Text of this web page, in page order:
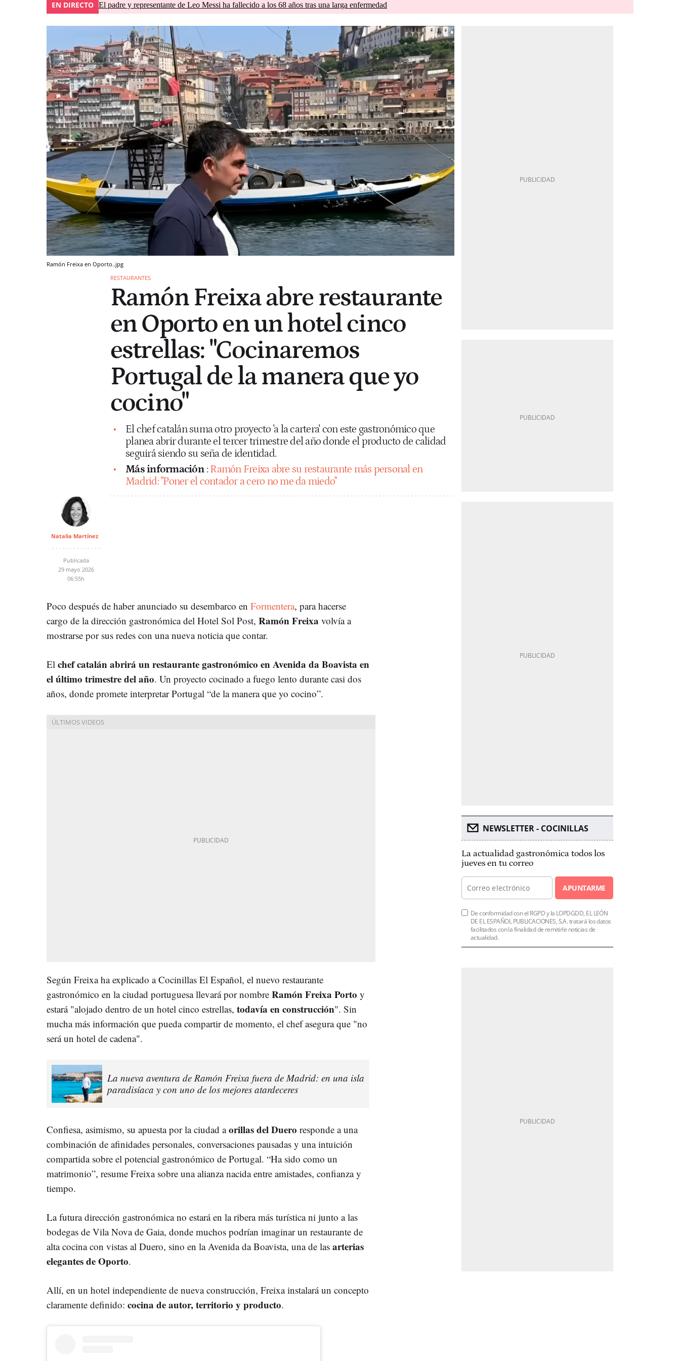
EN DIRECTO El padre y representante de Leo Messi ha fallecido a los 68 años tras una larga enfermedad
Ramón Freixa en Oporto..jpg
RESTAURANTES
Ramón Freixa abre restaurante
en Oporto en un hotel cinco
estrellas: "Cocinaremos
Portugal de la manera que yo
cocino"
El chef catalán suma otro proyecto 'a la cartera' con este gastronómico que
planea abrir durante el tercer trimestre del año donde el producto de calidad
seguirá siendo su seña de identidad.
Más información : Ramón Freixa abre su restaurante más personal en
Madrid: "Poner el contador a cero no me da miedo"
Natalia Martínez
Publicada
29 mayo 2026
06:55h
Poco después de haber anunciado su desembarco en Formentera, para hacerse
cargo de la dirección gastronómica del Hotel Sol Post, Ramón Freixa volvía a
mostrarse por sus redes con una nueva noticia que contar.
El chef catalán abrirá un restaurante gastronómico en Avenida da Boavista en
el último trimestre del año. Un proyecto cocinado a fuego lento durante casi dos
años, donde promete interpretar Portugal “de la manera que yo cocino”.
Según Freixa ha explicado a Cocinillas El Español, el nuevo restaurante
gastronómico en la ciudad portuguesa llevará por nombre Ramón Freixa Porto y
estará "alojado dentro de un hotel cinco estrellas, todavía en construcción". Sin
mucha más información que pueda compartir de momento, el chef asegura que "no
será un hotel de cadena".
La nueva aventura de Ramón Freixa fuera de Madrid: en una isla
paradisíaca y con uno de los mejores atardeceres
Confiesa, asimismo, su apuesta por la ciudad aorillas del Duero responde a una
combinación de afinidades personales, conversaciones pausadas y una intuición
compartida sobre el potencial gastronómico de Portugal. “Ha sido como un
matrimonio”, resume Freixa sobre una alianza nacida entre amistades, confianza y
tiempo.
La futura dirección gastronómica no estará en la ribera más turística ni junto a las
bodegas de Vila Nova de Gaia, donde muchos podrían imaginar un restaurante de
alta cocina con vistas al Duero, sino en la Avenida da Boavista, una de las arterias
elegantes de Oporto.
Allí, en un hotel independiente de nueva construcción, Freixa instalará un concepto
claramente definido: cocina de autor, territorio y producto.
NEWSLETTER - COCINILLAS
La actualidad gastronómica todos los
jueves en tu correo
APUNTARME
De conformidad con el RGPD y la LOPDGDD, EL LEÓN
DE EL ESPAÑOL PUBLICACIONES, S.A. tratará los datos
facilitados con la finalidad de remitirle noticias de
actualidad.